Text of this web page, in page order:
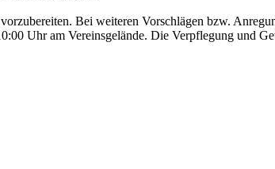
Bei weiteren Vorschlägen bzw.
Uhr am Vereinsgelände. Die Verpflegung und